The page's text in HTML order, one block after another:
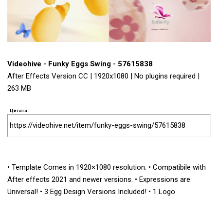
Videohive - Funky Eggs Swing - 57615838
After Effects Version CC | 1920x1080 | No plugins required |
263 MB
Цитата
https://videohive.net/item/funky-eggs-swing/57615838
• Template Comes in 1920×1080 resolution. • Compatibile with
After effects 2021 and newer versions. • Expressions are
Universal! • 3 Egg Design Versions Included! • 1 Logo